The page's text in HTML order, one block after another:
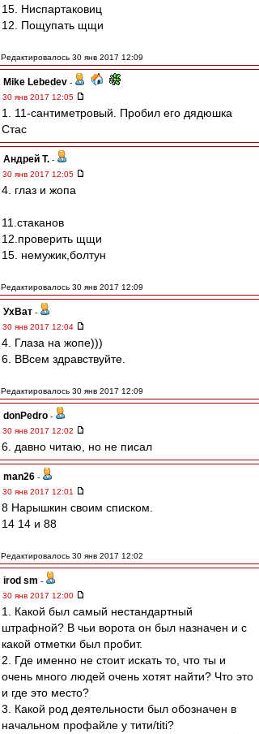
15. Ниспартаковиц
12. Пощупать щщи
Редактировалось 30 янв 2017 12:09
Mike Lebedev -
30 янв 2017 12:05
1. 11-сантиметровый. Пробил его дядюшка
Стас
Андрей Т. -
30 янв 2017 12:05
4. глаз и жопа
11.стаканов
12.проверить щщи
15. немужик,болтун
Редактировалось 30 янв 2017 12:09
УхВат -
30 янв 2017 12:04
4. Глаза на жопе)))
6. ВВсем здравствуйте.
Редактировалось 30 янв 2017 12:09
donPedro -
30 янв 2017 12:02
6. давно читаю, но не писал
man26 -
30 янв 2017 12:01
8 Нарышкин своим списком.
14 14 и 88
Редактировалось 30 янв 2017 12:02
irod sm -
30 янв 2017 12:00
1. Какой был самый нестандартный
штрафной? В чьи ворота он был назначен и с
какой отметки был пробит.
2. Где именно не стоит искать то, что ты и
очень много людей очень хотят найти? Что это
и где это место?
3. Какой род деятельности был обозначен в
начальном профайле у тити/titi?